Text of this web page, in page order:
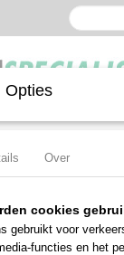
steeksleutels>
Opties
Over
cookies
gebruikt voor
functies en het